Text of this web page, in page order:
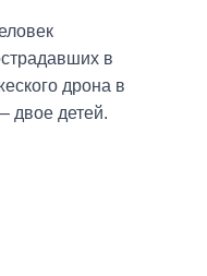
в
дрона в
двое детей.